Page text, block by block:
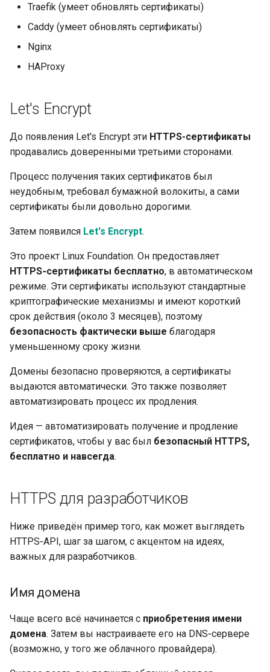
Traefik (умеет обновлять сертификаты)
Caddy (умеет обновлять сертификаты)
Nginx
HAProxy
Let's Encrypt
До появления Let's Encrypt эти HTTPS-сертификаты
продавались доверенными третьими сторонами.
Процесс получения таких сертификатов был
неудобным, требовал бумажной волокиты, а сами
сертификаты были довольно дорогими.
Затем появился Let's Encrypt.
Это проект Linux Foundation. Он предоставляет
HTTPS‑сертификаты бесплатно, в автоматическом
режиме. Эти сертификаты используют стандартные
криптографические механизмы и имеют короткий
срок действия (около 3 месяцев), поэтому
безопасность фактически выше благодаря
уменьшенному сроку жизни.
Домены безопасно проверяются, а сертификаты
выдаются автоматически. Это также позволяет
автоматизировать процесс их продления.
Идея — автоматизировать получение и продление
сертификатов, чтобы у вас был безопасный HTTPS,
бесплатно и навсегда.
HTTPS для разработчиков
Ниже приведён пример того, как может выглядеть
HTTPS‑API, шаг за шагом, с акцентом на идеях,
важных для разработчиков.
Имя домена
Чаще всего всё начинается с приобретения имени
домена. Затем вы настраиваете его на DNS‑сервере
(возможно, у того же облачного провайдера).